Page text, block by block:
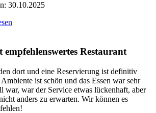
30.10.2025
empfehlenswertes Restaurant
dort und eine Reservierung ist definitiv
ist schön und das Essen war sehr
war, war der Service etwas lückenhaft, aber
anders zu erwarten. Wir können es